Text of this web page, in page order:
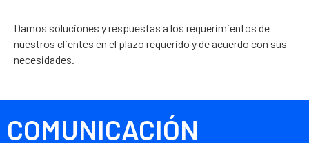
Damos soluciones y respuestas a los requerimientos de
nuestros clientes en el plazo requerido y de acuerdo con sus
necesidades.
COMUNICACIÓN